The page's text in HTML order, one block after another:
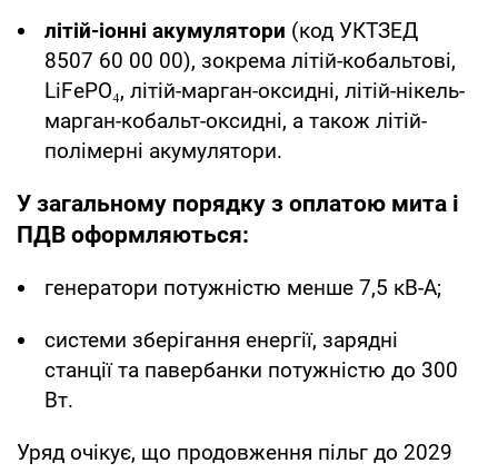
літій-іонні акумулятори (код УКТЗЕД
8507 60 00 00), зокрема літій-кобальтові,
LiFePO₄, літій-марган-оксидні, літій-нікель-
марган-кобальт-оксидні, а також літій-
полімерні акумулятори.
У загальному порядку з оплатою мита і
ПДВ оформляються:
генератори потужністю менше 7,5 кВ-А;
системи зберігання енергії, зарядні
станції та павербанки потужністю до 300
Вт.
Уряд очікує, що продовження пільг до 2029